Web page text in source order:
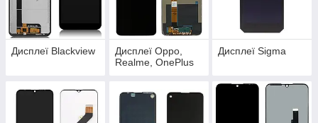
Дисплеї Blackview
Дисплеї Oppo,
Realme, OnePlus
Дисплеї Sigma